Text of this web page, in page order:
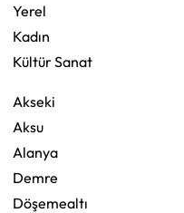
Yerel
Kadın
Kültür Sanat
Akseki
Aksu
Alanya
Demre
Döşemealtı